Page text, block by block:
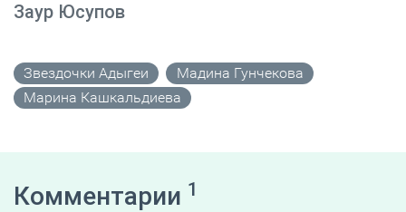
Заур Юсупов
Звездочки Адыгеи
Мадина Гунчекова
Марина Кашкальдиева
Комментарии 1